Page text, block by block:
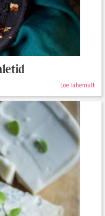
Loe lähemalt